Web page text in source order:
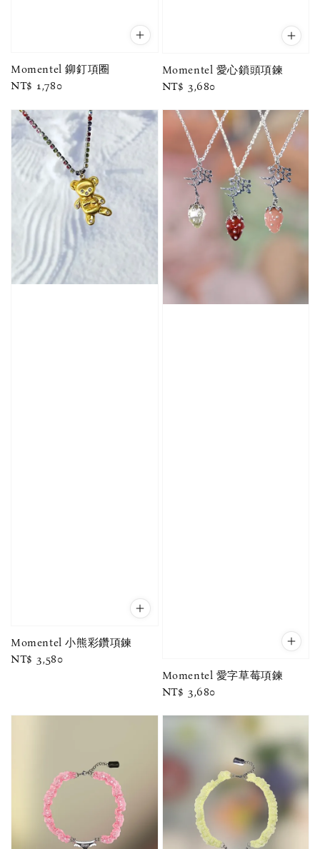
Momentel 鉚釘項圈
Regular
NT$ 1,780
Momentel 愛心鎖頭項鍊
Regular
NT$ 3,680
Momentel 小熊彩鑽項鍊
Regular
NT$ 3,580
Momentel 愛字草莓項鍊
Regular
NT$ 3,680